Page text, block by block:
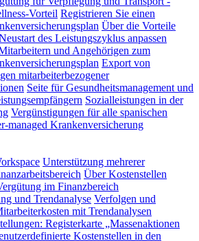
Vorteil Registrieren Sie einen
Über die Vorteile
des Leistungszyklus anpassen
und Angehörigen zum
Export von
mitarbeiterbezogener
Seite für Gesundheitsmanagement und
Sozialleistungen in der
Vergünstigungen für alle spanischen
managed Krankenversicherung
Unterstützung mehrerer
Über Kostenstellen
im Finanzbereich
und Trendanalyse Verfolgen und
mit Trendanalysen
Registerkarte „Massenaktionen
Kostenstellen in den